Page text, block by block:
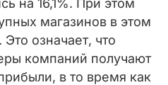
на 16,1%. При этом
магазинов в этом
означает, что
компаний получают
в то время как